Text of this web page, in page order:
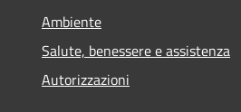
Ambiente
Salute, benessere e assistenza
Autorizzazioni